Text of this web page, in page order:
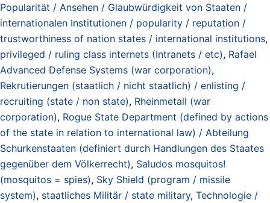
Popularität / Ansehen / Glaubwürdigkeit von Staaten /
internationalen Institutionen / popularity / reputation /
trustworthiness of nation states / international institutions,
privileged / ruling class internets (Intranets / etc), Rafael
Advanced Defense Systems (war corporation),
Rekrutierungen (staatlich / nicht staatlich) / enlisting /
recruiting (state / non state), Rheinmetall (war
corporation), Rogue State Department (defined by actions
of the state in relation to international law) / Abteilung
Schurkenstaaten (definiert durch Handlungen des Staates
gegenüber dem Völkerrecht), Saludos mosquitos!
(mosquitos = spies), Sky Shield (program / missile
system), staatliches Militär / state military, Technologie /